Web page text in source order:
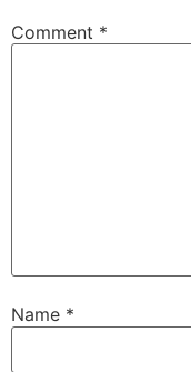
Comment *
Name *